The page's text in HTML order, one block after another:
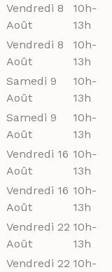
Vendredi 8
Août
10h-
13h
Vendredi 8
Août
10h-
13h
Samedi 9
Août
10h-
13h
Samedi 9
Août
10h-
13h
Vendredi 16
Août
10h-
13h
Vendredi 16
Août
10h-
13h
Vendredi 22
Août
10h-
13h
Vendredi 22 10h-